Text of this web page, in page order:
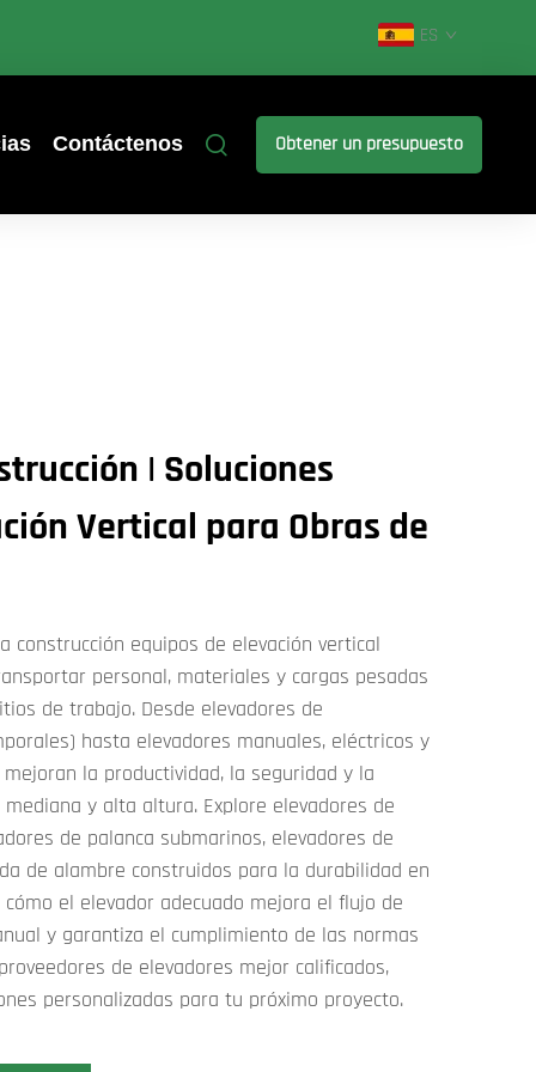
ES
Contáctenos Obtener un presupuesto
| Soluciones
Vertical para Obras de
construcción equipos de elevación vertical
personal, materiales y cargas pesadas
de trabajo. Desde elevadores de
hasta elevadores manuales, eléctricos y
la productividad, la seguridad y la
y alta altura. Explore elevadores de
de palanca submarinos, elevadores de
de alambre construidos para la durabilidad en
el elevador adecuado mejora el flujo de
y garantiza el cumplimiento de las normas
de elevadores mejor calificados,
personalizadas para tu próximo proyecto.